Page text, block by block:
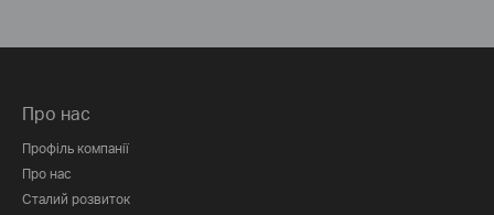
Про нас
Профіль компанії
Про нас
Сталий розвиток